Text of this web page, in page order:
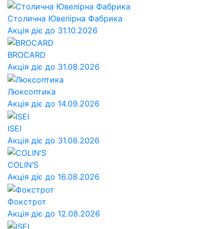
Столична Ювелірна Фабрика
Акція діє до 31.10.2026
BROCARD
Акція діє до 31.08.2026
Люксоптика
Акція діє до 14.09.2026
ISEI
Акція діє до 31.08.2026
COLIN’S
Акція діє до 16.08.2026
Фокстрот
Акція діє до 12.08.2026